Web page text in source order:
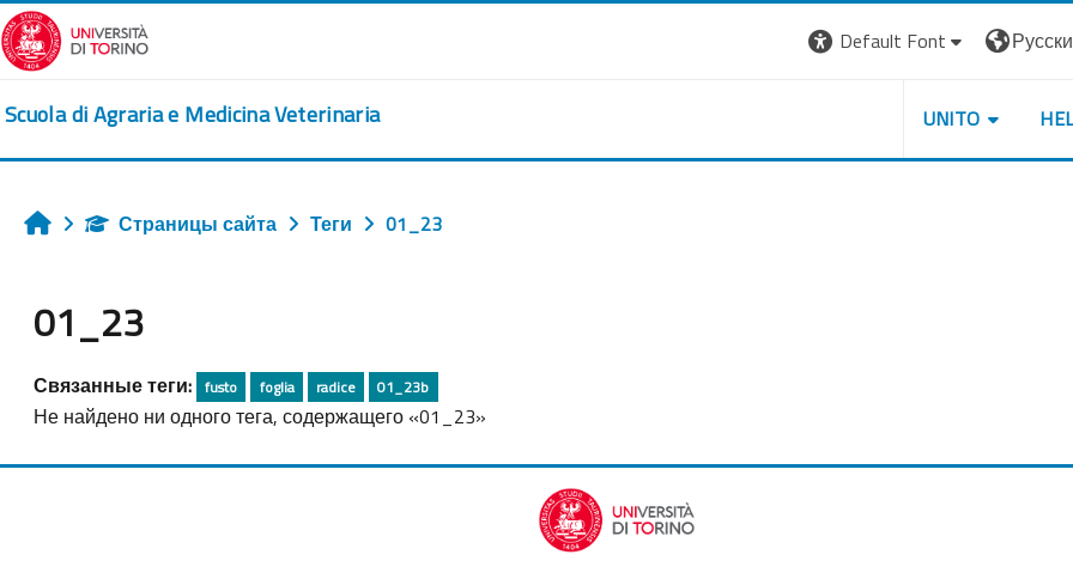
Перейти к основному содержанию
Default Font
Scuola di Agraria e Medicina Veterinaria UNITO
ГлавнаяСтраницы сайта Теги 01_23
01_23
Связанные теги: fusto foglia radice 01_23b
Не найдено ни одного тега, содержащего «01_23»